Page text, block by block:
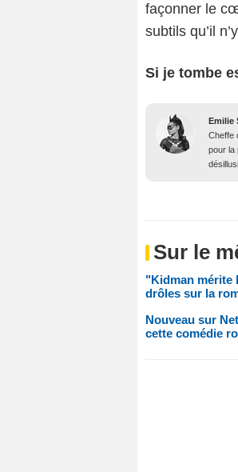
façonner le
subtils qu’il
Si je tombe
Emilie
Cheffe
pour la
Sur le
"Kidman mérite
drôles sur la
Nouveau sur
cette comédie